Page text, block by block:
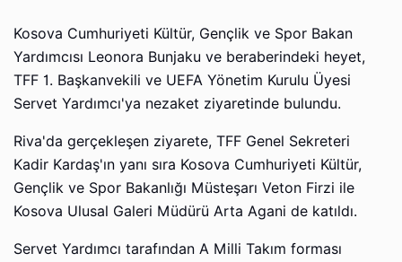
Kosova Cumhuriyeti Kültür, Gençlik ve Spor Bakan
Yardımcısı Leonora Bunjaku ve beraberindeki heyet,
TFF 1. Başkanvekili ve UEFA Yönetim Kurulu Üyesi
Servet Yardımcı'ya nezaket ziyaretinde bulundu.
Riva'da gerçekleşen ziyarete, TFF Genel Sekreteri
Kadir Kardaş'ın yanı sıra Kosova Cumhuriyeti Kültür,
Gençlik ve Spor Bakanlığı Müsteşarı Veton Firzi ile
Kosova Ulusal Galeri Müdürü Arta Agani de katıldı.
Servet Yardımcı tarafından A Milli Takım forması